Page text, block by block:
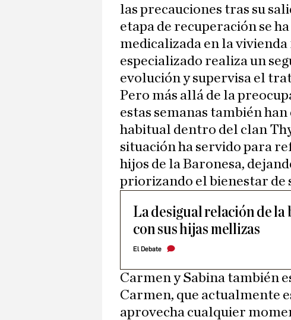
las precauciones tras su
etapa de recuperación se
medicalizada en la
especializado realiza un
evolución y supervisa el
Pero más allá de la
estas semanas también
habitual dentro del clan
situación ha servido para
hijos de la Baronesa,
priorizando el bienestar de
La desigual relación de la
con sus hijas mellizas
El Debate
Carmen y Sabina también
Carmen, que actualmente
aprovecha cualquier